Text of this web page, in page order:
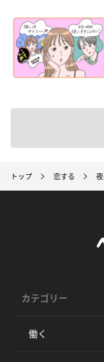
トップ 恋する
カテゴリー
働く